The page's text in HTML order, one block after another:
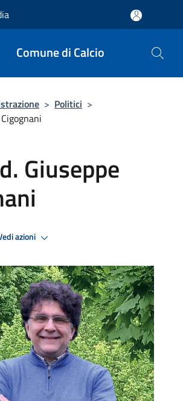
Comune di Calcio
> Politici >
Giuseppe
azioni